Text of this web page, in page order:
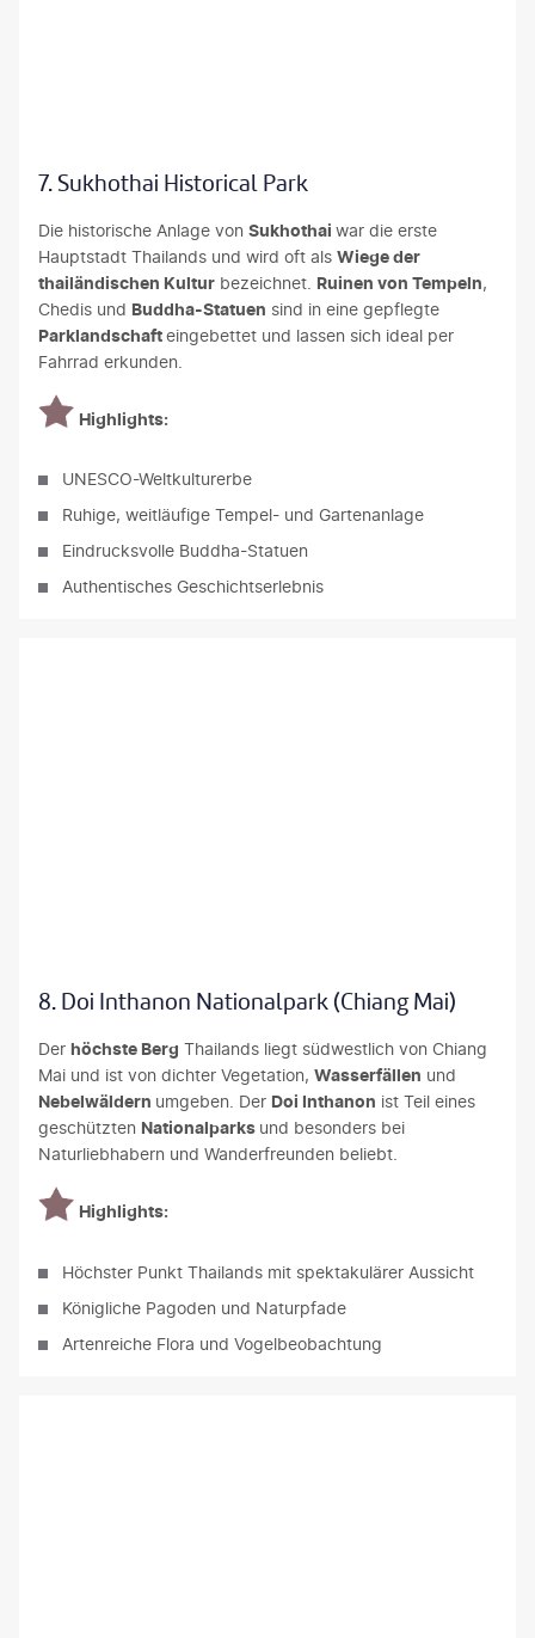
7. Sukhothai Historical Park
Die historische Anlage von Sukhothai war die erste
Hauptstadt Thailands und wird oft als Wiege der
thailändischen Kultur bezeichnet. Ruinen von Tempeln,
Chedis und Buddha-Statuen sind in eine gepflegte
Parklandschafteingebettet und lassen sich ideal per
Fahrrad erkunden.
Highlights:
UNESCO-Weltkulturerbe
Ruhige, weitläufige Tempel- und Gartenanlage
Eindrucksvolle Buddha-Statuen
Authentisches Geschichtserlebnis
8. Doi Inthanon Nationalpark (Chiang Mai)
Der höchste Berg Thailands liegt südwestlich von Chiang
Mai und ist von dichter Vegetation, Wasserfällen und
Nebelwäldern umgeben. Der Doi Inthanon ist Teil eines
geschützten Nationalparks und besonders bei
Naturliebhabern und Wanderfreunden beliebt.
Highlights:
Höchster Punkt Thailands mit spektakulärer Aussicht
Königliche Pagoden und Naturpfade
Artenreiche Flora und Vogelbeobachtung